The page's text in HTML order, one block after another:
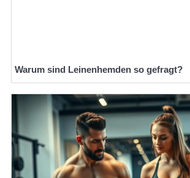
Warum sind Leinenhemden so gefragt?